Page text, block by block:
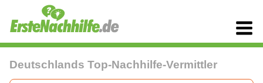
Deutschlands Top-Nachhilfe-Vermittler